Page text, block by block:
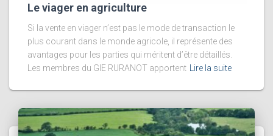
Le viager en agriculture
Si la vente en viager n’est pas le mode de transaction le
plus courant dans le monde agricole, il représente des
avantages pour les parties qui méritent d’être détaillés.
Les membres du GIE RURANOT apportent Lire la suite